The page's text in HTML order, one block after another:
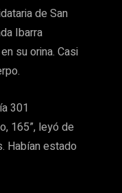
de San
Ibarra
su orina. Casi
301
165”, leyó de
Habían estado